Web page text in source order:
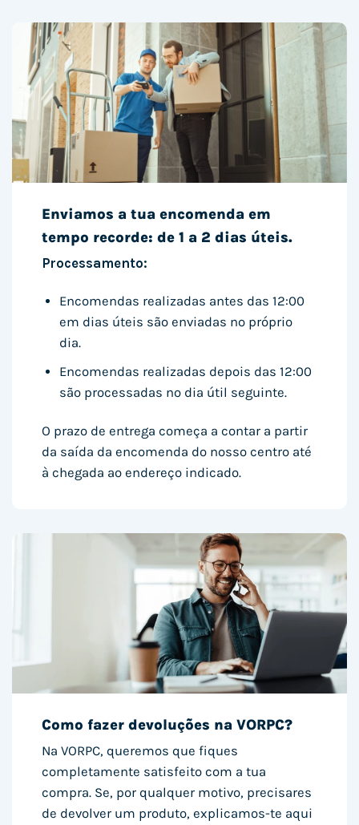
Enviamos a tua encomenda em
tempo recorde: de 1 a 2 dias úteis.
Processamento:
Encomendas realizadas antes das 12:00
em dias úteis são enviadas no próprio
dia.
Encomendas realizadas depois das 12:00
são processadas no dia útil seguinte.
O prazo de entrega começa a contar a partir
da saída da encomenda do nosso centro até
à chegada ao endereço indicado.
Como fazer devoluções na VORPC?
Na VORPC, queremos que fiques
completamente satisfeito com a tua
compra. Se, por qualquer motivo, precisares
de devolver um produto, explicamos-te aqui